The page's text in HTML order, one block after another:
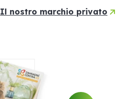
Il nostro marchio privato